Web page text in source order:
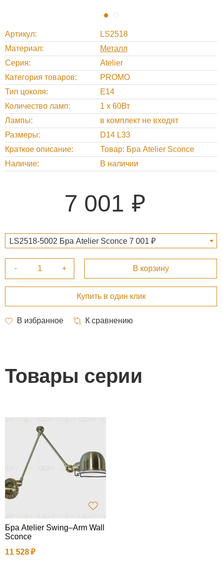
Артикул
LS2518
Материал
Металл
Серия
Atelier
Категория товаров
PROMO
Тип цоколя
E14
Количество ламп
1 x 60Вт
Лампы
в комплект не входят
Размеры
D14 L33
Краткое описание
Товар: Бра Atelier Sconce
Наличие
В наличии
7 001
LS2518-5002 Бра Atelier Sconce 7 001 ₽
Товары серии
Бра Atelier Swing–Arm Wall
Sconce
11 528